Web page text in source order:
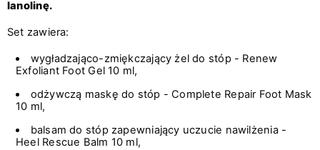
lanolinę.
Set zawiera:
wygładzająco-zmiękczający żel do stóp - Renew
Exfoliant Foot Gel 10 ml,
odżywczą maskę do stóp - Complete Repair Foot Mask
10 ml,
balsam do stóp zapewniający uczucie nawilżenia -
Heel Rescue Balm 10 ml,